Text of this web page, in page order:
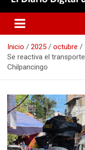
Réplica
Inicio 2025 octubre
Se reactiva el
Chilpancingo